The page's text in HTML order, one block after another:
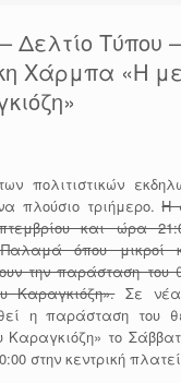
Δελτίο Τύπου
Χάρμπα «Η
πολιτιστικών
πλούσιο τριήμερο.Η
και ώρα
όπου μικροί
την παράσταση του
Καραγκιόζη».Σε νέα
η παράσταση του
το
στην κεντρική